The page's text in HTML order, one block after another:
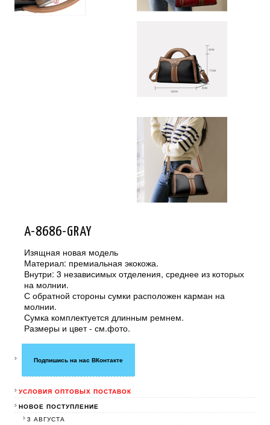
A-8686-GRAY
Изящная новая модель
Материал: премиальная экокожа.
Внутри: 3 независимых отделения, среднее из которых
на молнии.
С обратной стороны сумки расположен карман на
молнии.
Сумка комплектуется длинным ремнем.
Размеры и цвет - см.фото.
Подпишись на нас ВКонтакте
УСЛОВИЯ ОПТОВЫХ ПОСТАВОК
НОВОЕ ПОСТУПЛЕНИЕ
3 АВГУСТА